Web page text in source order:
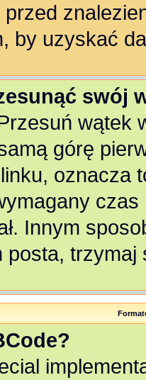
by uzyskać
swój
wątek
górę
oznacza
Innym
posta,